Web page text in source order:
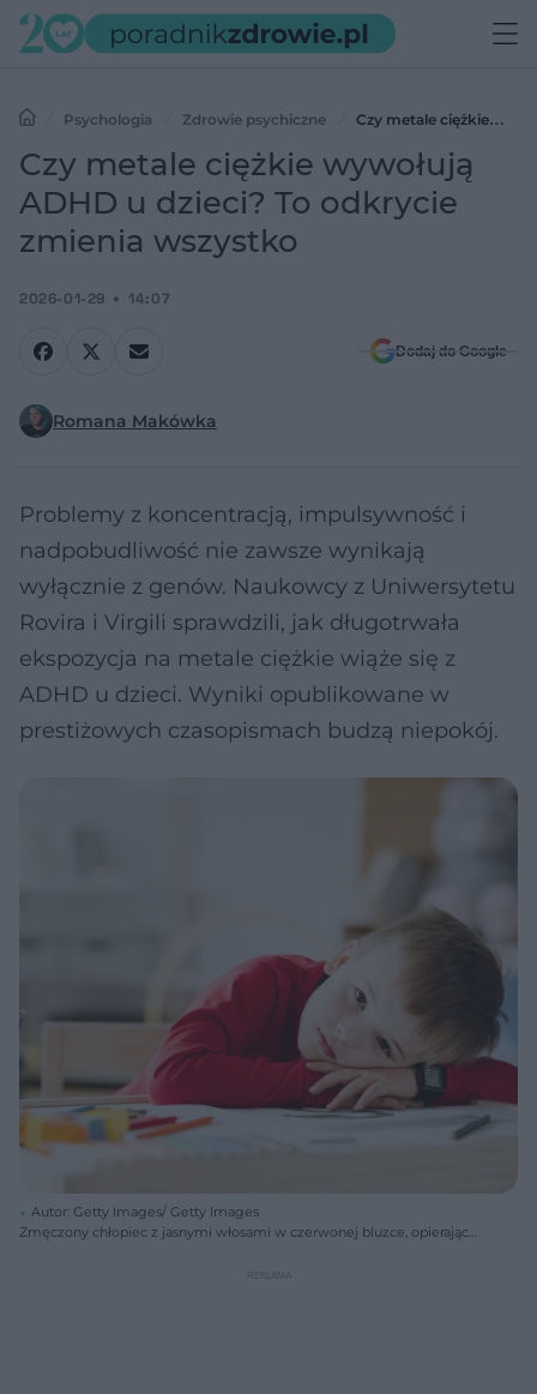
Psychologia Zdrowie psychiczne
Czy metale ciężkie
wywołują ADHD u dzieci? To odkrycie zmienia wszystko
Czy metale ciężkie wywołują
ADHD u dzieci? To odkrycie
zmienia wszystko
2026-01-29 14:07
Dodaj do Google
Romana Makówka
Problemy z koncentracją, impulsywność i
nadpobudliwość nie zawsze wynikają
wyłącznie z genów. Naukowcy z Uniwersytetu
Rovira i Virgili sprawdzili, jak długotrwała
ekspozycja na metale ciężkie wiąże się z
ADHD u dzieci. Wyniki opublikowane w
prestiżowych czasopismach budzą niepokój.
Autor: Getty Images/ Getty Images
Zmęczony chłopiec z jasnymi włosami w czerwonej bluzce, opierający
Przed nim leżą kredki i rysunki. Zdjęcie symbolizuje problemy z